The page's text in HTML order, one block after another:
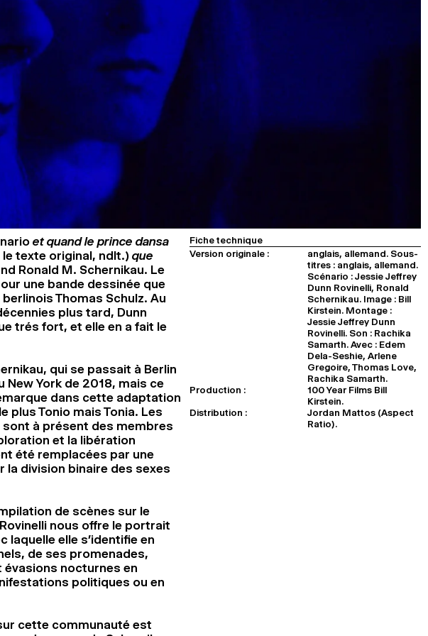
et quand le prince dansa
texte original, ndlt.) que
Ronald M. Schernikau. Le
une bande dessinée que
Thomas Schulz. Au
plus tard, Dunn
trés fort, et elle en a fait le
qui se passait à Berlin
York de 2018, mais ce
dans cette adaptation
plus Tonio mais Tonia. Les
à présent des membres
et la libération
été remplacées par une
la division binaire des sexes
de scènes sur le
nous offre le portrait
laquelle elle s’identifie en
de ses promenades,
nocturnes en
politiques ou en
cette communauté est
Fiche technique
Version originale :
anglais, allemand. Sous-
titres : anglais, allemand.
Scénario : Jessie Jeffrey
Dunn Rovinelli, Ronald
Schernikau. Image : Bill
Kirstein. Montage :
Jessie Jeffrey Dunn
Rovinelli. Son : Rachika
Samarth. Avec : Edem
Dela-Seshie, Arlene
Gregoire, Thomas Love,
Rachika Samarth.
Production :
100 Year Films Bill
Kirstein.
Distribution :
Jordan Mattos (Aspect
Ratio).